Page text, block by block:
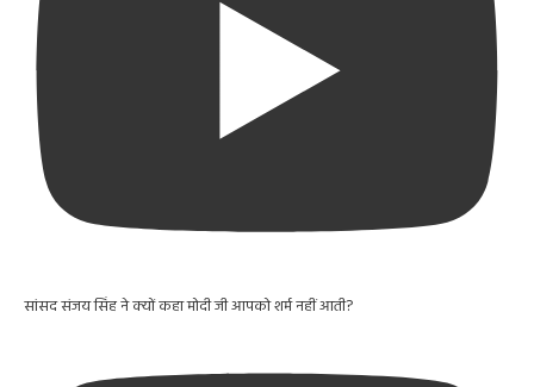
सांसद संजय सिंह ने क्यों कहा मोदी जी आपको शर्म नहीं आती?